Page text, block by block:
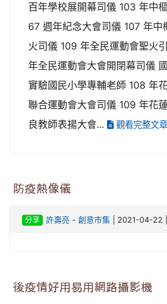
百年學校展開幕司儀 103 年中
67 週年紀念大會司儀 107 年中
火司儀 109 年全民運動會聖火
年全民運動會大會開閉幕司儀
實驗國民小學專輔老師 108 年
聯合運動會大會司儀 109 年花
良教師表揚大會...
觀看完整文章
防疫熱像儀
分享 許壽亮 - 創意市集 | 2021-04-22
後疫情好用易用網路攝影機